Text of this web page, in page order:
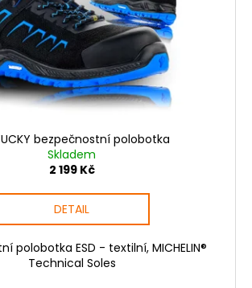
bezpečnostní polobotka
Skladem
2 199 Kč
DETAIL
polobotka ESD - textilní, MICHELIN®
Technical Soles